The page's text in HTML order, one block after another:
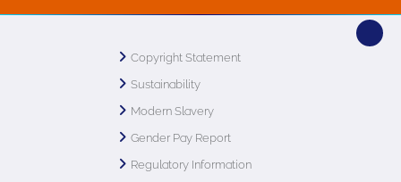
Copyright Statement
Sustainability
Modern Slavery
Gender Pay Report
Regulatory Information